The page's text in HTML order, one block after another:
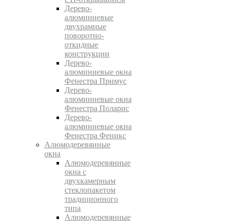
Дерево-
алюминиевые
двухрамные
поворотно-
откидные
конструкции
Дерево-
алюминиевые окна
Фенестра Примус
Дерево-
алюминиевые окна
Фенестра Поларис
Дерево-
алюминиевые окна
Фенестра Феникс
Алюмодеревянные
окна
Алюмодеревянные
окна с
двухкамерным
стеклопакетом
традиционного
типа
Алюмодеревянные